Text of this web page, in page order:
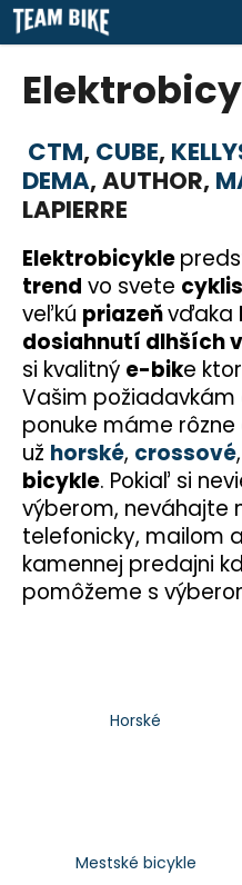
Prejsť
na
obsah
CTM, CUBE,
DEMA, AUTHOR,
LAPIERRE
Elektrobicykle
trend vo svete
veľkú priazeňvďaka
dosiahnutí dlhších
si kvalitný e-bike
Vašim
ponuke máme
už horské, crossové,
bicykle. Pokiaľ si
výberom, neváhajte
telefonicky, mailom
kamennej predajni
pomôžeme s
Horské
Mestské bicykle
K
o
o
p
o
r
e
b
u
j
e
t
e
n
á
j
s
ť